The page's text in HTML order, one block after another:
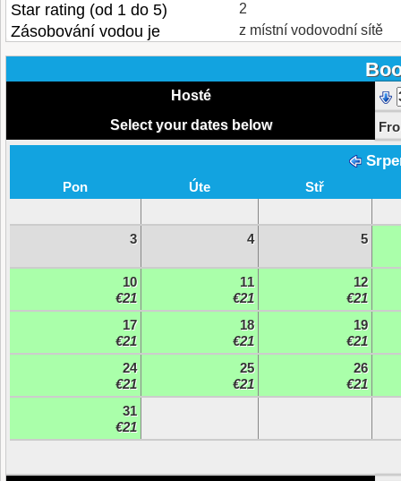
Star rating (od 1 do 5)
2
Zásobování vodou je z místní vodovodní sítě
Hosté
Select your dates below
Pon Úte Stř
3 4 5
10
€21
11
€21
12
€21
17
€21
18
€21
19
€21
24
€21
25
€21
26
€21
31
€21